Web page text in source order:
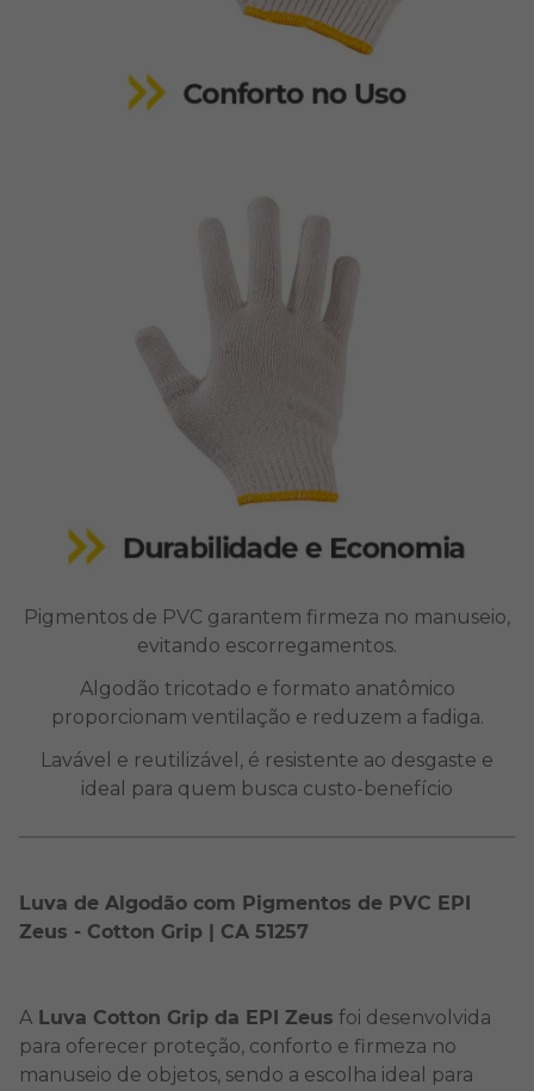
Pigmentos de PVC garantem firmeza no manuseio,
evitando escorregamentos.
Algodão tricotado e formato anatômico
proporcionam ventilação e reduzem a fadiga.
Lavável e reutilizável, é resistente ao desgaste e
ideal para quem busca custo-benefício
Luva de Algodão com Pigmentos de PVC EPI
Zeus - Cotton Grip | CA 51257
A Luva Cotton Grip da EPI Zeus foi desenvolvida
para oferecer proteção, conforto e firmeza no
manuseio de objetos, sendo a escolha ideal para